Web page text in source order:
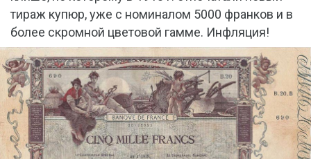
тираж купюр, уже с номиналом 5000 франков и в
более скромной цветовой гамме. Инфляция!